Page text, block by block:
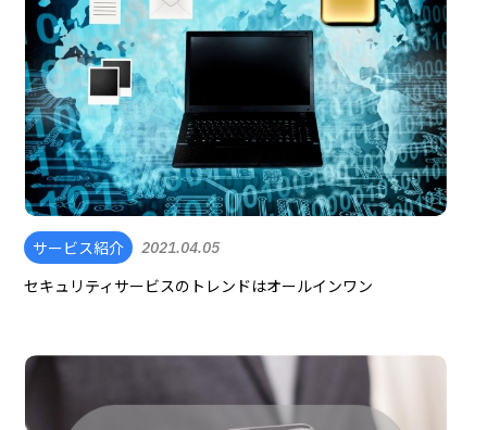
サービス紹介 2021.04.05
セキュリティサービスのトレンドはオールインワン